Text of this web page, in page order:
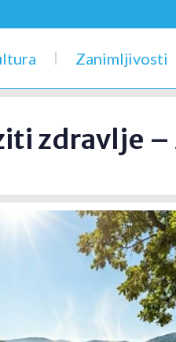
Zanimljivosti
zdravlje